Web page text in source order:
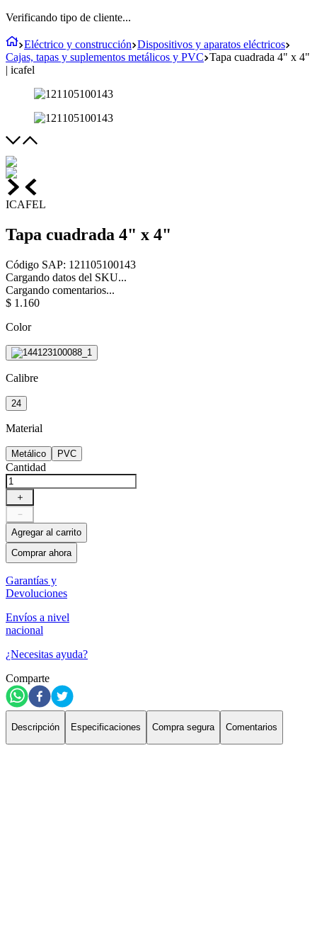
Verificando tipo de cliente...
Eléctrico y construcción Dispositivos y aparatos eléctricos
Cajas, tapas y suplementos metálicos y PVC Tapa cuadrada 4" x 4"
| icafel
ICAFEL
Tapa cuadrada 4" x 4"
Código SAP: 121105100143
Cargando datos del SKU...
Cargando comentarios...
$ 1 .160
Color
Calibre
24
Material
Metálico PVC
Cantidad
＋
－
Agregar al carrito
Comprar ahora
Garantías y
Devoluciones
Envíos a nivel
nacional
¿Necesitas ayuda?
Comparte
Descripción Especificaciones Compra segura Comentarios